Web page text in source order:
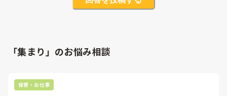
「集まり」のお悩み相談
保育・お仕事